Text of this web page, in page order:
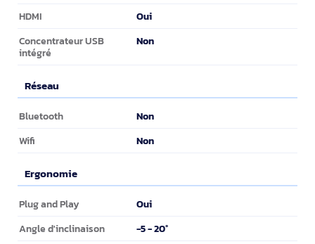
HDMI Oui
Concentrateur USB
intégré
Non
Réseau
Réseau
Bluetooth Non
Wifi Non
Ergonomie
Ergonomie
Plug and Play Oui
Angle d'inclinaison -5 - 20°